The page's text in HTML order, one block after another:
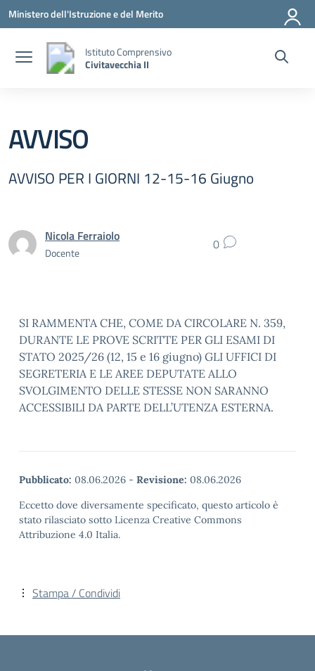
Vai ai contenuti
Vai al menu di navigazione
Vai al footer
Ministero dell'Istruzione e del Merito
Istituto Comprensivo
Civitavecchia II
AVVISO
AVVISO PER I GIORNI 12-15-16 Giugno
Nicola Ferraiolo
Docente 0
SI RAMMENTA CHE, COME DA CIRCOLARE N. 359,
DURANTE LE PROVE SCRITTE PER GLI ESAMI DI
STATO 2025/26 (12, 15 e 16 giugno) GLI UFFICI DI
SEGRETERIA E LE AREE DEPUTATE ALLO
SVOLGIMENTO DELLE STESSE NON SARANNO
ACCESSIBILI DA PARTE DELL’UTENZA ESTERNA.
Pubblicato: 08.06.2026 - Revisione: 08.06.2026
Eccetto dove diversamente specificato, questo articolo è
stato rilasciato sotto Licenza Creative Commons
Attribuzione 4.0 Italia.
Stampa / Condividi